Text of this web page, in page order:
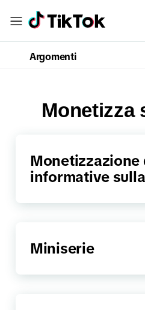
Argomenti
Monetizza
Monetizzazione
informative
Miniserie